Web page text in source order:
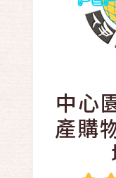
中心
產購